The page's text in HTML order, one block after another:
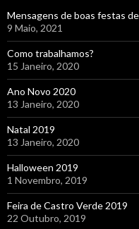
Mensagens de boas festas
9 Maio, 2021
Como trabalhamos?
15 Janeiro, 2020
Ano Novo 2020
13 Janeiro, 2020
Natal 2019
13 Janeiro, 2020
Halloween 2019
1 Novembro, 2019
Feira de Castro Verde 2019
22 Outubro, 2019